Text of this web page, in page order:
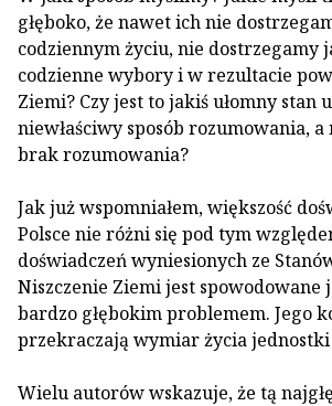
głęboko, że nawet ich nie
codziennym życiu, nie dostrzegamy
codzienne wybory i w rezultacie
Ziemi? Czy jest to jakiś ułomny stan
niewłaściwy sposób rozumowania,
brak rozumowania?
Jak już wspomniałem, większość
Polsce nie różni się pod tym
doświadczeń wyniesionych ze
Niszczenie Ziemi jest spowodowane
bardzo głębokim problemem. Jego
przekraczają wymiar życia
Wielu autorów wskazuje, że tą